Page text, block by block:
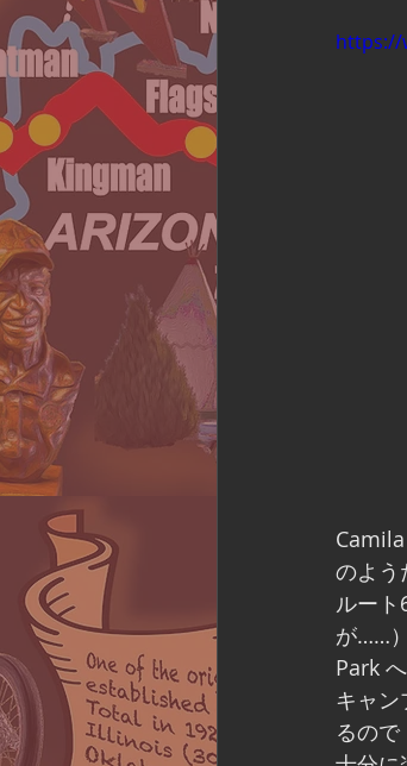
https://
のよう
ルー
が……
Park
キャン
るの